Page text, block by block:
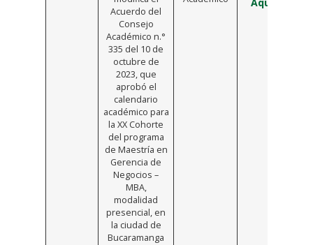
Acuerdo del
Consejo
Académico n.°
335 del 10 de
octubre de
2023, que
aprobó el
calendario
académico para
la XX Cohorte
del programa
de Maestría en
Gerencia de
Negocios –
MBA,
modalidad
presencial, en
la ciudad de
Bucaramanga
Aquí